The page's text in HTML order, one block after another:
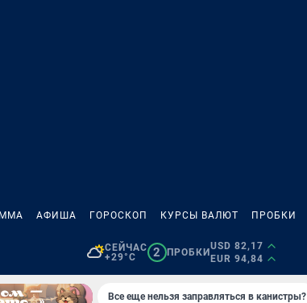
АФИША ГОРОСКОП КУРСЫ ВАЛЮТ ПРОБКИ
СЕЙЧАС
+29°C
2 ПРОБКИ
USD 82,17
EUR 94,84
Все еще нельзя заправляться в канистры?